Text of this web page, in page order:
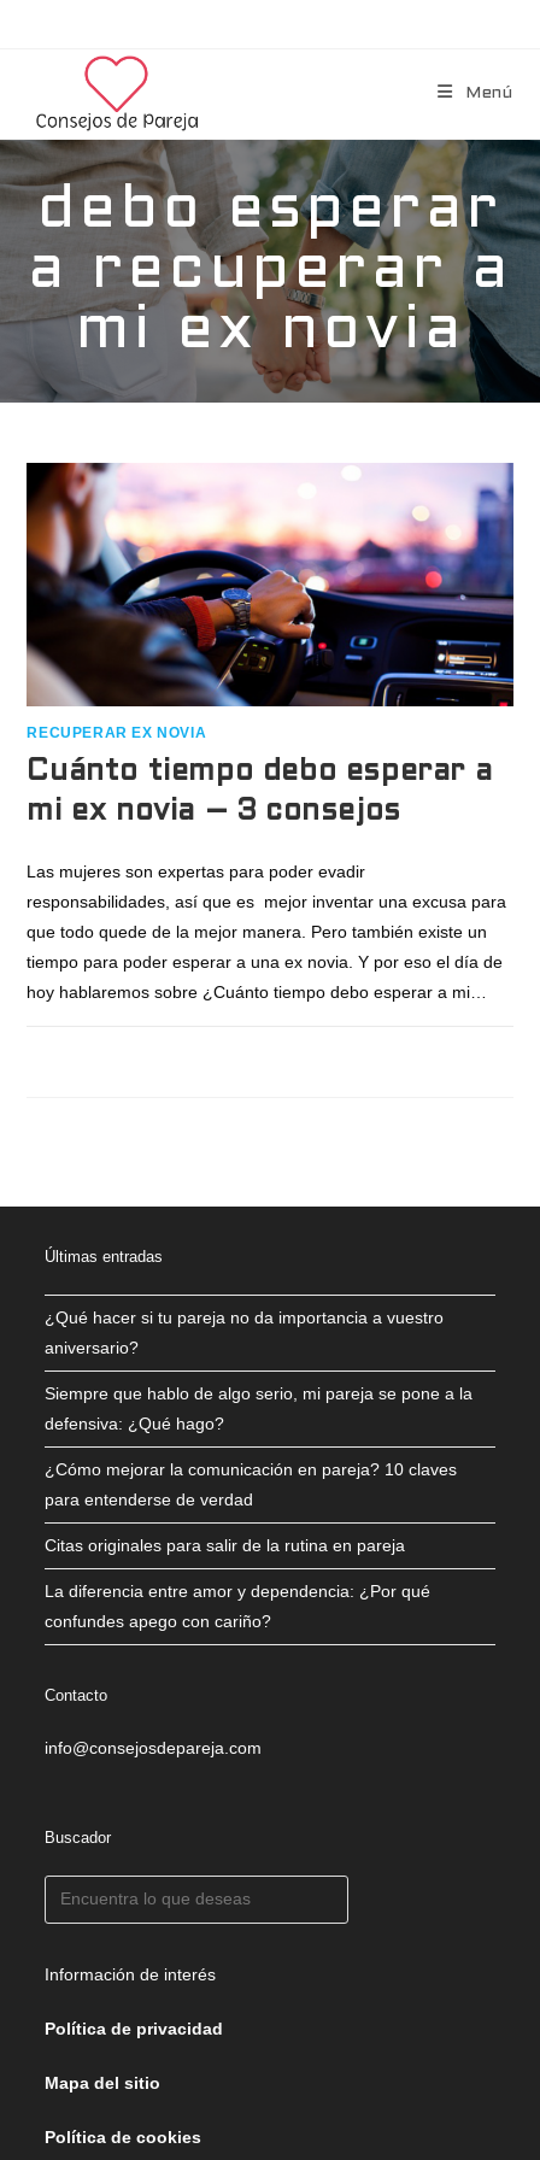
Menú
debo esperar
a recuperar a
mi ex novia
RECUPERAR EX NOVIA
Cuánto tiempo debo esperar a
mi ex novia – 3 consejos
Las mujeres son expertas para poder evadir
responsabilidades, así que es mejor inventar una excusa para
que todo quede de la mejor manera. Pero también existe un
tiempo para poder esperar a una ex novia. Y por eso el día de
hoy hablaremos sobre ¿Cuánto tiempo debo esperar a mi…
Últimas entradas
¿Qué hacer si tu pareja no da importancia a vuestro
aniversario?
Siempre que hablo de algo serio, mi pareja se pone a la
defensiva: ¿Qué hago?
¿Cómo mejorar la comunicación en pareja? 10 claves
para entenderse de verdad
Citas originales para salir de la rutina en pareja
La diferencia entre amor y dependencia: ¿Por qué
confundes apego con cariño?
Contacto
info@consejosdepareja.com
Buscador
Información de interés
Política de privacidad
Mapa del sitio
Política de cookies